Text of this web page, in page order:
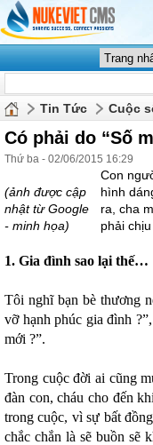
Tin Tức Cuộc
Có phải do “Số
Thứ ba - 02/06/2015 16:29
(ảnh được cập
nhật từ Google
- minh họa)
Con
hình
ra, cha
phải
1. Gia đình sao lại thế…
Tôi nghĩ bạn bè thương
vỡ hạnh phúc gia đình
mới ?”.
Trong cuộc đời ai cũng
đàn con, cháu cho đến
trong cuộc, vì sự bất
chắc chắn là sẽ buồn sẽ